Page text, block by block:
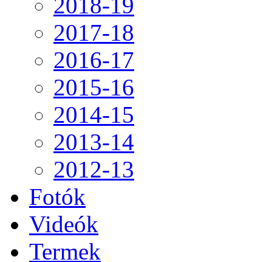
2017-18
2016-17
2015-16
2014-15
2013-14
2012-13
Fotók
Videók
Termek